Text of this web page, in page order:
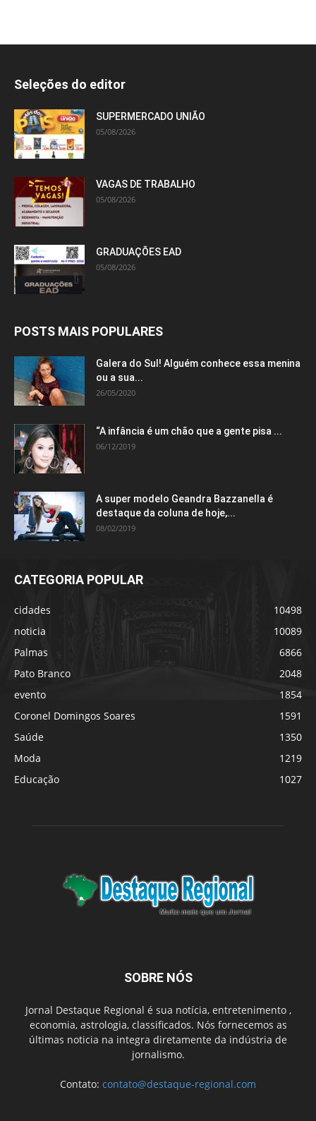
Seleções do editor
SUPERMERCADO UNIÃO
05/08/2026
VAGAS DE TRABALHO
05/08/2026
GRADUAÇÕES EAD
05/08/2026
POSTS MAIS POPULARES
Galera do Sul! Alguém conhece essa menina
ou a sua...
26/05/2020
“A infância é um chão que a gente pisa ...
06/12/2019
A super modelo Geandra Bazzanella é
destaque da coluna de hoje,...
08/02/2019
CATEGORIA POPULAR
cidades
10498
noticia
10089
Palmas
6866
Pato Branco
2048
evento
1854
Coronel Domingos Soares
1591
Saúde
1350
Moda
1219
Educação
1027
SOBRE NÓS
Jornal Destaque Regional é sua notícia, entretenimento ,
economia, astrologia, classificados. Nós fornecemos as
últimas noticia na integra diretamente da indústria de
jornalismo.
Contato: contato@destaque-regional.com